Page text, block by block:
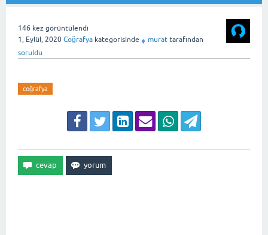
146 kez görüntülendi
1, Eylül, 2020 Coğrafya kategorisinde ♦ murat tarafından
soruldu
coğrafya